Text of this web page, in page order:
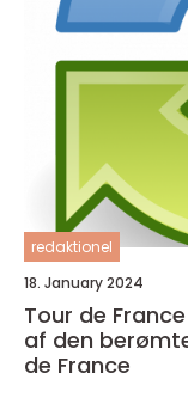
redaktionel
18. January 2024
Tour de
af den
de France